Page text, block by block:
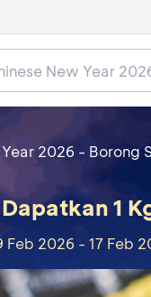
2026 - Borong
1
2026 - 17 Feb